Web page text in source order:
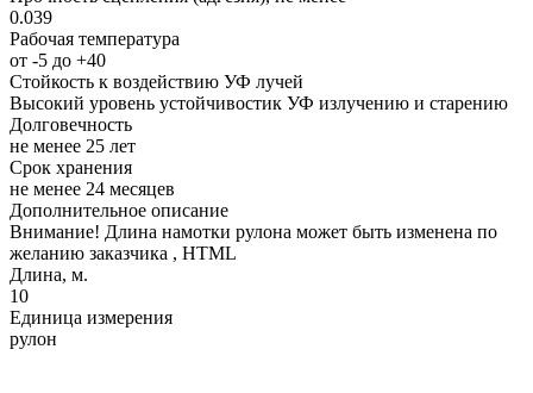
0.039
Рабочая температура
от -5 до +40
Стойкость к воздействию УФ лучей
Высокий уровень устойчивостик УФ излучению и старению
Долговечность
не менее 25 лет
Срок хранения
не менее 24 месяцев
Дополнительное описание
Внимание! Длина намотки рулона может быть изменена по
желанию заказчика , HTML
Длина, м.
10
Единица измерения
рулон